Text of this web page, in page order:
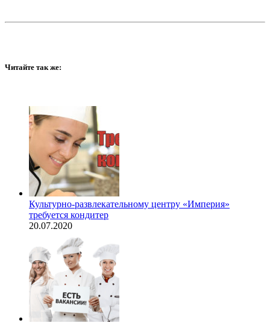
Читайте так же:
Культурно-развлекательному центру «Империя»
требуется кондитер
20.07.2020